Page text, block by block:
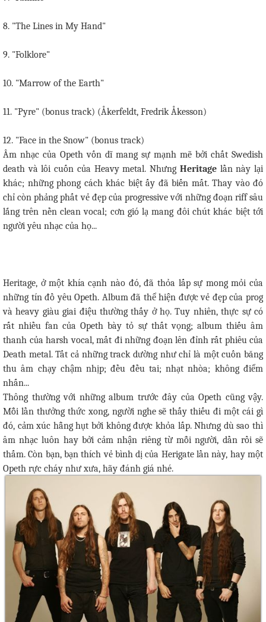
8. "The Lines in My Hand"
9. "Folklore"
10. "Marrow of the Earth"
11. "Pyre" (bonus track) (Åkerfeldt, Fredrik Åkesson)
12. "Face in the Snow" (bonus track)
Âm nhạc của Opeth vốn dĩ mang sự mạnh mẽ bởi chất Swedish
death và lôi cuốn của Heavy metal. Nhưng Heritagelần này lại
khác; những phong cách khác biệt ấy đã biến mất. Thay vào đó
chỉ còn phảng phất vẻ đẹp của progressive với những đoạn riff sâu
lắng trên nền clean vocal; cơn gió lạ mang đôi chút khác biệt tới
người yêu nhạc của họ...
Heritage, ở một khía cạnh nào đó, đã thỏa lấp sự mong mỏi của
những tín đồ yêu Opeth. Album đã thể hiện được vẻ đẹp của prog
và heavy giàu giai điệu thường thấy ở họ. Tuy nhiên, thực sự có
rất nhiều fan của Opeth bày tỏ sự thất vọng; album thiếu âm
thanh của harsh vocal, mất đi những đoạn lên đỉnh rất phiêu của
Death metal. Tất cả những track dường như chỉ là một cuốn băng
thu âm chạy chậm nhịp; đều đều tai; nhạt nhòa; không điểm
nhấn...
Thông thường với những album trước đây của Opeth cũng vậy.
Mỗi lần thưởng thức xong, người nghe sẽ thấy thiếu đi một cái gì
đó, cảm xúc hẫng hụt bởi không được khỏa lấp. Nhưng dù sao thì
âm nhạc luôn hay bởi cảm nhận riêng từ mỗi người, dần rồi sẽ
thấm. Còn bạn, bạn thích vẻ bình dị của Herigate lần này, hay một
Opeth rực cháy như xưa, hãy đánh giá nhé.